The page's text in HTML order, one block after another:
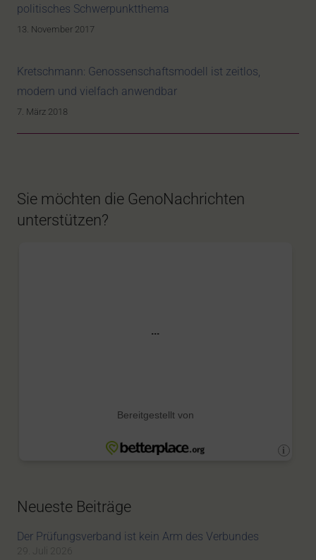
politisches Schwerpunktthema
13. November 2017
Kretschmann: Genossenschaftsmodell ist zeitlos,
modern und vielfach anwendbar
7. März 2018
Sie möchten die GenoNachrichten
unterstützen?
Neueste Beiträge
Der Prüfungsverband ist kein Arm des Verbundes
29. Juli 2026